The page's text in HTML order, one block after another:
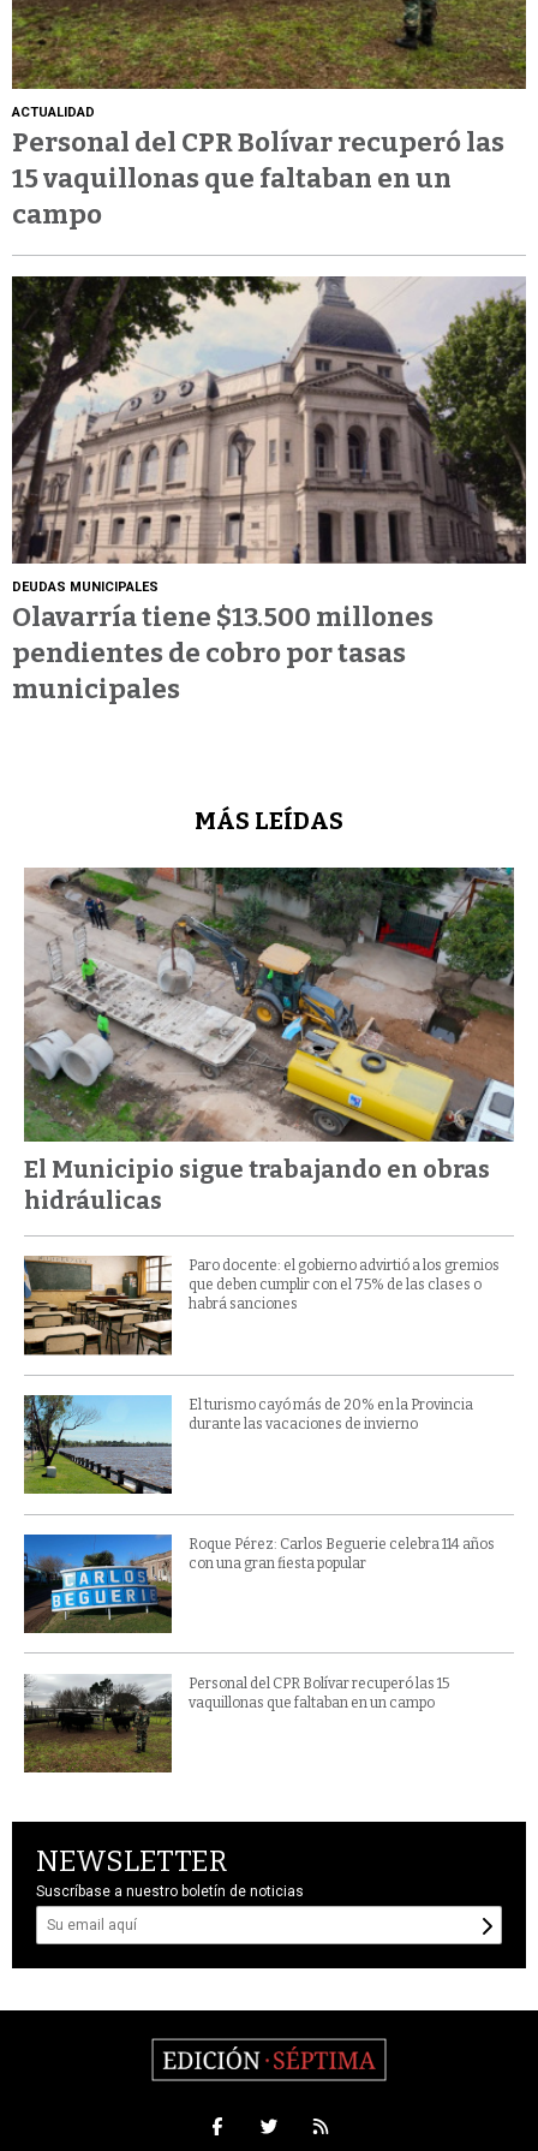
ACTUALIDAD
Personal del CPR Bolívar recuperó las
15 vaquillonas que faltaban en un
campo
DEUDAS MUNICIPALES
Olavarría tiene $13.500 millones
pendientes de cobro por tasas
municipales
MÁS LEÍDAS
El Municipio sigue trabajando en obras
hidráulicas
Paro docente: el gobierno advirtió a los gremios
que deben cumplir con el 75% de las clases o
habrá sanciones
El turismo cayó más de 20% en la Provincia
durante las vacaciones de invierno
Roque Pérez: Carlos Beguerie celebra 114 años
con una gran fiesta popular
Personal del CPR Bolívar recuperó las 15
vaquillonas que faltaban en un campo
NEWSLETTER
Suscríbase a nuestro boletín de noticias